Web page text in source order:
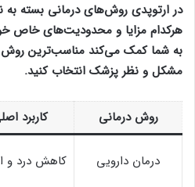
در ارتوپدی روش‌های درمانی بسته
هرکدام مزایا و محدودیت‌های خاص
به شما کمک می‌کند مناسب‌ترین روش
مشکل و نظر پزشک انتخاب کنید.
روش درمانی کاربرد
درمان دارویی کاهش درد و